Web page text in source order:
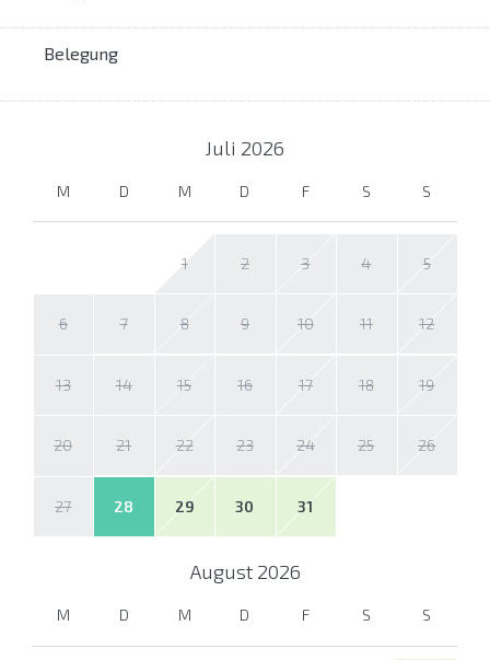
Belegung
Juli 2026
M D M D F S S
1 2 3 4 5
6 7 8 9 10 11 12
13 14 15 16 17 18 19
20 21 22 23 24 25 26
27 28 29 30 31
August 2026
M D M D F S S